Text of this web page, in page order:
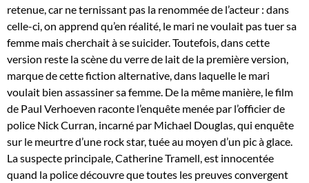
retenue, car ne ternissant pas la renommée de l’acteur : dans
celle-ci, on apprend qu’en réalité, le mari ne voulait pas tuer sa
femme mais cherchait à se suicider. Toutefois, dans cette
version reste la scène du verre de lait de la première version,
marque de cette fiction alternative, dans laquelle le mari
voulait bien assassiner sa femme. De la même manière, le film
de Paul Verhoeven raconte l’enquête menée par l’officier de
police Nick Curran, incarné par Michael Douglas, qui enquête
sur le meurtre d’une rock star, tuée au moyen d’un pic à glace.
La suspecte principale, Catherine Tramell, est innocentée
quand la police découvre que toutes les preuves convergent